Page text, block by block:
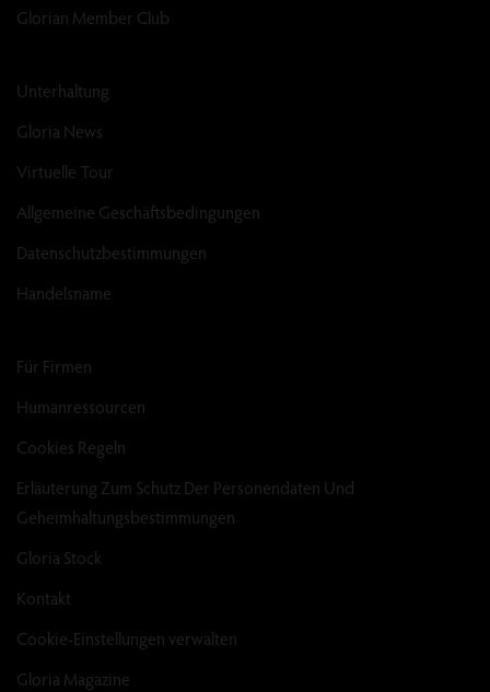
Glorian Member Club
Unterhaltung
Gloria News
Virtuelle Tour
Allgemeine Geschäftsbedingungen
Datenschutzbestimmungen
Handelsname
Für Firmen
Humanressourcen
Cookies Regeln
Erläuterung Zum Schutz Der Personendaten Und
Geheimhaltungsbestimmungen
Gloria Stock
Kontakt
Cookie-Einstellungen verwalten
Gloria Magazine